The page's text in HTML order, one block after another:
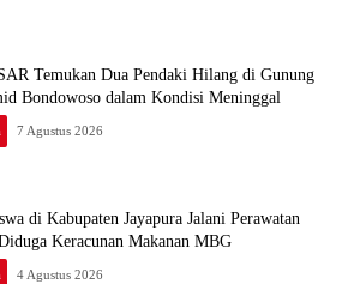
Temukan Dua Pendaki Hilang di Gunung
Bondowoso dalam Kondisi Meninggal
7 Agustus 2026
di Kabupaten Jayapura Jalani Perawatan
Keracunan Makanan MBG
4 Agustus 2026